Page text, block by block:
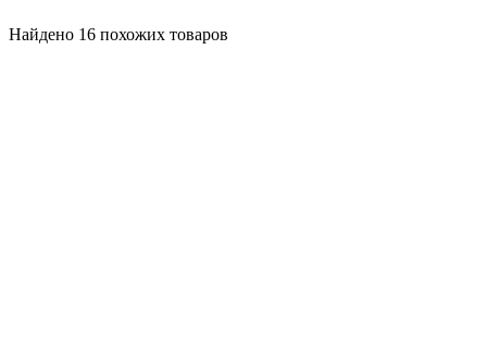
Найдено 16 похожих товаров